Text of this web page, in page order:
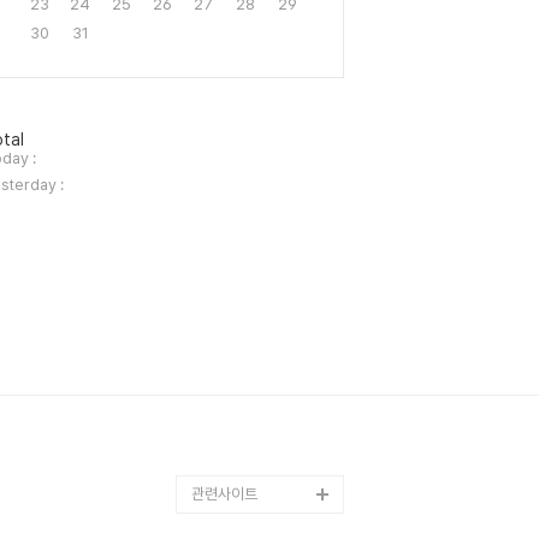
23
24 25 26 27 28
29
30
31
:
:
관련사이트